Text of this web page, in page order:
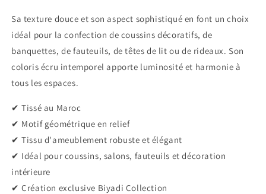
Sa texture douce et son aspect sophistiqué en font un choix
idéal pour la confection de coussins décoratifs, de
banquettes, de fauteuils, de têtes de lit ou de rideaux. Son
coloris écru intemporel apporte luminosité et harmonie à
tous les espaces.
✔ Tissé au Maroc
✔ Motif géométrique en relief
✔ Tissu d'ameublement robuste et élégant
✔ Idéal pour coussins, salons, fauteuils et décoration
intérieure
✔ Création exclusive Biyadi Collection